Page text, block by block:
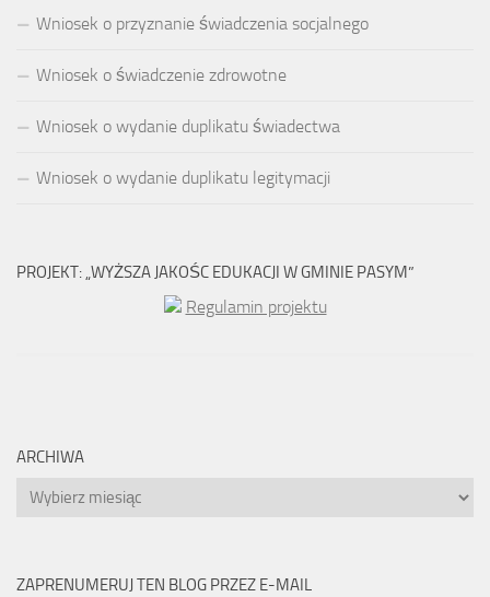
Wniosek o przyznanie świadczenia socjalnego
Wniosek o świadczenie zdrowotne
Wniosek o wydanie duplikatu świadectwa
Wniosek o wydanie duplikatu legitymacji
PROJEKT: „WYŻSZA JAKOŚC EDUKACJI W GMINIE PASYM”
Regulamin projektu
ARCHIWA
Archiwa
ZAPRENUMERUJ TEN BLOG PRZEZ E-MAIL